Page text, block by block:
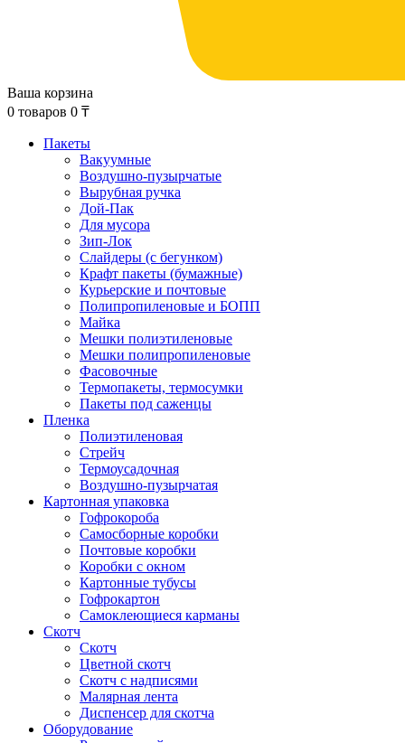
Ваша корзина
0 товаров 0 ₸
Пакеты
Вакуумные
Воздушно-пузырчатые
Вырубная ручка
Дой-Пак
Для мусора
Зип-Лок
Слайдеры (с бегунком)
Крафт пакеты (бумажные)
Курьерские и почтовые
Полипропиленовые и БОПП
Майка
Мешки полиэтиленовые
Мешки полипропиленовые
Фасовочные
Термопакеты, термосумки
Пакеты под саженцы
Пленка
Полиэтиленовая
Стрейч
Термоусадочная
Воздушно-пузырчатая
Картонная упаковка
Гофрокороба
Самосборные коробки
Почтовые коробки
Коробки с окном
Картонные тубусы
Гофрокартон
Самоклеющиеся карманы
Скотч
Скотч
Цветной скотч
Скотч с надписями
Малярная лента
Диспенсер для скотча
Оборудование